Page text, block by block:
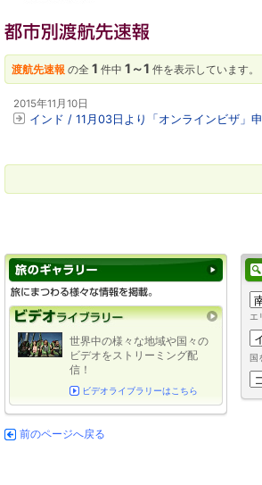
渡航先速報 の全 1 件中 1～1 件を表示しています。
2015年11月10日
インド / 11月03日より「オンラインビザ」
エ
国
世界中の様々な地域や国々の
ビデオをストリーミング配
信！
ビデオライブラリーはこちら
前のページへ戻る